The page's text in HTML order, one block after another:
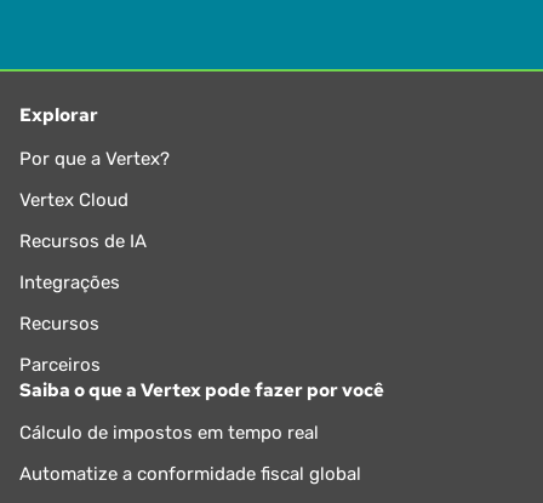
Explorar
Por que a Vertex?
Vertex Cloud
Recursos de IA
Integrações
Recursos
Parceiros
Saiba o que a Vertex pode fazer por você
Cálculo de impostos em tempo real
Automatize a conformidade fiscal global